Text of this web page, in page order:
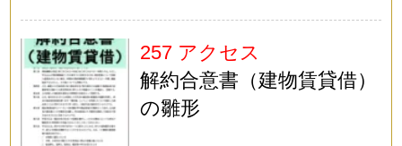
257 アクセス
解約合意書（建物賃貸借）
の雛形